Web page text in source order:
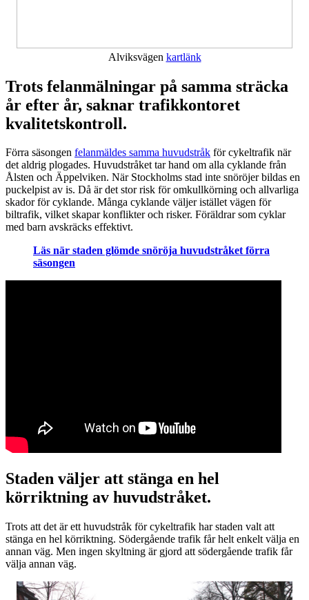
Alviksvägen kartlänk
Trots felanmälningar på samma sträcka
år efter år, saknar trafikkontoret
kvalitetskontroll.
Förra säsongen felanmäldes samma huvudstråk för cykeltrafik när
det aldrig plogades. Huvudstråket tar hand om alla cyklande från
Ålsten och Äppelviken. När Stockholms stad inte snöröjer bildas en
puckelpist av is. Då är det stor risk för omkullkörning och allvarliga
skador för cyklande. Många cyklande väljer istället vägen för
biltrafik, vilket skapar konflikter och risker. Föräldrar som cyklar
med barn avskräcks effektivt.
Läs när staden glömde snöröja huvudstråket förra
säsongen
Staden väljer att stänga en hel
körriktning av huvudstråket.
Trots att det är ett huvudstråk för cykeltrafik har staden valt att
stänga en hel körriktning. Södergående trafik får helt enkelt välja en
annan väg. Men ingen skyltning är gjord att södergående trafik får
välja annan väg.